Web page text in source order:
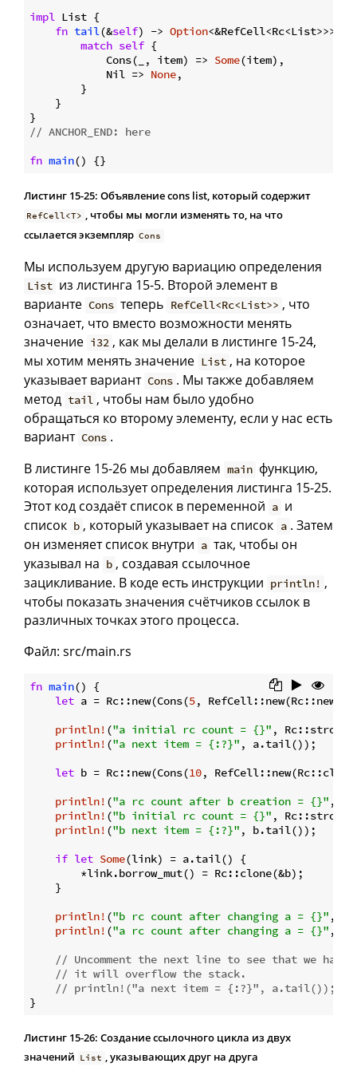
impl List {
fn tail(&self) -> Option<&RefCell<Rc<List>>> {
match self {
            Cons(_, item) =>
Some(item),
            Nil =>
None,
        }
    }
// ANCHOR_END: here
fn main
Листинг 15-25: Объявление cons list, который содержит
RefCell<T> , чтобы мы могли изменять то, на что
ссылается экземпляр Cons
Мы используем другую вариацию определения
List из листинга 15-5. Второй элемент в
варианте Cons теперь RefCell<Rc<List>> , что
означает, что вместо возможности менять
значение i32 , как мы делали в листинге 15-24,
мы хотим менять значение List , на которое
указывает вариант Cons . Мы также добавляем
метод tail , чтобы нам было удобно
обращаться ко второму элементу, если у нас есть
вариант Cons .
В листинге 15-26 мы добавляем main функцию,
которая использует определения листинга 15-25.
Этот код создаёт список в переменной a и
список b , который указывает на список a . Затем
он изменяет список внутри a так, чтобы он
указывал на b , создавая ссылочное
зацикливание. В коде есть инструкции println! ,
чтобы показать значения счётчиков ссылок в
различных точках этого процесса.
Файл: src/main.rs
fn main() {
let a = Rc::new(Cons(5,
println! ("a initial rc count = {}" ,
println! ("a next item = {:?}" , a.tail());
let b = Rc::new(Cons(10,
println! ("a rc count after b creation = {}" ,
println! ("b initial rc count = {}" ,
println! ("b next item = {:?}" , b.tail());
if let Some(link) = a.tail() {
        *link.borrow_mut() = Rc::clone(&b);
    }
println! ("b rc count after changing a = {}" ,
println! ("a rc count after changing a = {}" ,
// Uncomment the next line to see that we have
// it will overflow the stack.
// println!("a next item = {:?}", a.tail());
Листинг 15-26: Создание ссылочного цикла из двух
значений List , указывающих друг на друга